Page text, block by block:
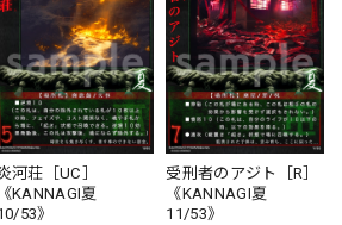
河荘［UC］
《KANNAGI夏
53》
受刑者のアジト［R］
《KANNAGI夏
11/53》